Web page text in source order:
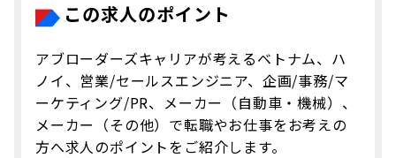
この求人のポイント
アブローダーズキャリアが考えるベトナム、ハ
ノイ、営業/セールスエンジニア、企画/事務/マ
ーケティング/PR、メーカー（自動車・機械）、
メーカー（その他）で転職やお仕事をお考えの
方へ求人のポイントをご紹介します。